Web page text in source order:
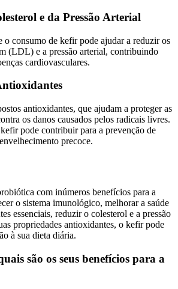
e da Pressão Arterial
o consumo de kefir pode ajudar a reduzir os
(LDL) e a pressão arterial, contribuindo
cardiovasculares.
antioxidantes, que ajudam a proteger as
os danos causados pelos radicais livres.
pode contribuir para a prevenção de
precoce.
com inúmeros benefícios para a
o sistema imunológico, melhorar a saúde
essenciais, reduzir o colesterol e a pressão
propriedades antioxidantes, o kefir pode
à sua dieta diária.
são os seus benefícios para a